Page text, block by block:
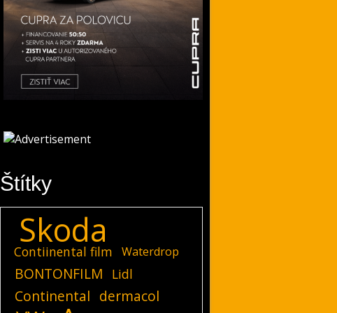
Štítky
Skoda
Contiinental film Waterdrop
BONTONFILM Lidl
Continental dermacol